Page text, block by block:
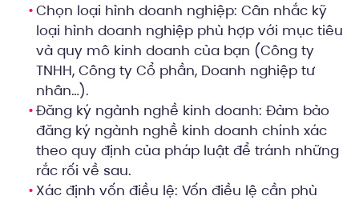
Chọn loại hình doanh nghiệp: Cân nhắc kỹ
loại hình doanh nghiệp phù hợp với mục tiêu
và quy mô kinh doanh của bạn (Công ty
TNHH, Công ty Cổ phần, Doanh nghiệp tư
nhân…).
Đăng ký ngành nghề kinh doanh: Đảm bảo
đăng ký ngành nghề kinh doanh chính xác
theo quy định của pháp luật để tránh những
rắc rối về sau.
Xác định vốn điều lệ: Vốn điều lệ cần phù